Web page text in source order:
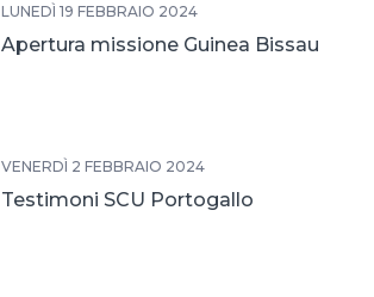
LUNEDÌ 19 FEBBRAIO 2024
Apertura missione Guinea Bissau
VENERDÌ 2 FEBBRAIO 2024
Testimoni SCU Portogallo